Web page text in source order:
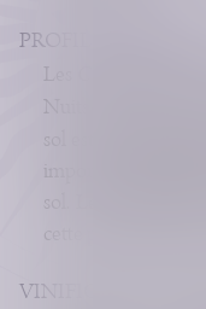
PROFIL
Les
Nuits situé juste en
sol est un
importante
sol. Les vignes
VINIFICATION &